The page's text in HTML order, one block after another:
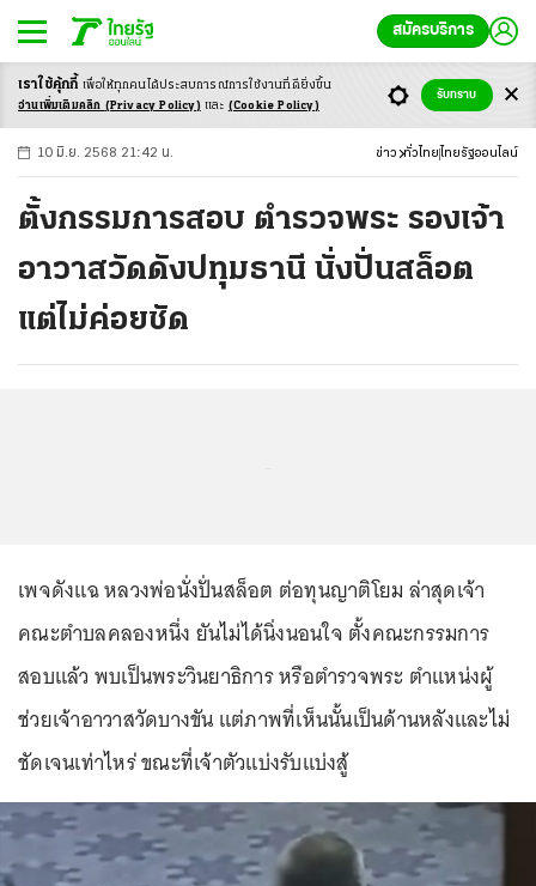
สมัครบริการ
-ก ก ก+
10 มิ.ย. 2568 21:42 น. ข่าว ทั่วไทย ไทยรัฐออนไลน์
ตั้งกรรมการสอบ ตำรวจพระ รองเจ้า
อาวาสวัดดังปทุมธานี นั่งปั่นสล็อต
แต่ไม่ค่อยชัด
เพจดังแฉ หลวงพ่อนั่งปั่นสล็อต ต่อทุนญาติโยม ล่าสุดเจ้า
คณะตำบลคลองหนึ่ง ยันไม่ได้นิ่งนอนใจ ตั้งคณะกรรมการ
สอบแล้ว พบเป็นพระวินยาธิการ หรือตำรวจพระ ตำแหน่งผู้
ช่วยเจ้าอาวาสวัดบางขัน แต่ภาพที่เห็นนั้นเป็นด้านหลังและไม่
ชัดเจนเท่าไหร่ ขณะที่เจ้าตัวแบ่งรับแบ่งสู้
เราใช้คุ้กกี้ เพื่อให้ทุกคนได้ประสบการณ์การใช้งานที่ดียิ่งขึ้น
อ่านเพิ่มเติมคลิก (Privacy Policy) และ (Cookie Policy)
รับทราบ